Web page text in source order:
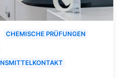
CHEMISCHE PRÜFUNGEN